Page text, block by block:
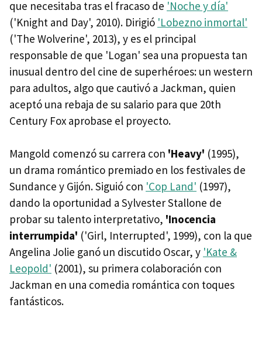
que necesitaba tras el fracaso de 'Noche y día'
('Knight and Day', 2010). Dirigió 'Lobezno inmortal'
('The Wolverine', 2013), y es el principal
responsable de que 'Logan' sea una propuesta tan
inusual dentro del cine de superhéroes: un western
para adultos, algo que cautivó a Jackman, quien
aceptó una rebaja de su salario para que 20th
Century Fox aprobase el proyecto.
Mangold comenzó su carrera con 'Heavy' (1995),
un drama romántico premiado en los festivales de
Sundance y Gijón. Siguió con 'Cop Land' (1997),
dando la oportunidad a Sylvester Stallone de
probar su talento interpretativo, 'Inocencia
interrumpida' ('Girl, Interrupted', 1999), con la que
Angelina Jolie ganó un discutido Oscar, y 'Kate &
Leopold' (2001), su primera colaboración con
Jackman en una comedia romántica con toques
fantásticos.